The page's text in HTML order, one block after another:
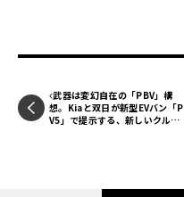
武器は変幻自在の「PBV」構
想。Kiaと双日が新型EVバン「P
V5」で提示する、新しいクルマ